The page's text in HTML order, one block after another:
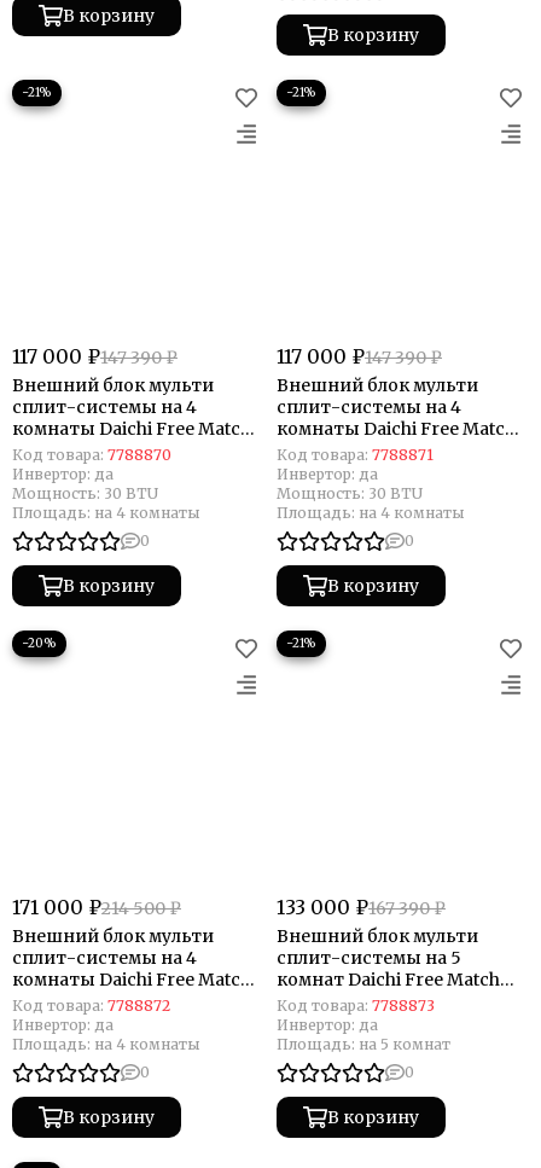
В корзину
В корзину
−21%
117 000 ₽147 390 ₽
Внешний блок мульти
сплит-системы на 4
комнаты Daichi Free Match
DF100A4MS1
Код товара: 7788870
Инвертор: да
Мощность: 30 BTU
Площадь: на 4 комнаты
0
В корзину
−21%
117 000 ₽147 390 ₽
Внешний блок мульти
сплит-системы на 4
комнаты Daichi Free Match
DF100A4MS1R
Код товара: 7788871
Инвертор: да
Мощность: 30 BTU
Площадь: на 4 комнаты
0
В корзину
−20%
171 000 ₽214 500 ₽
Внешний блок мульти
сплит-системы на 4
комнаты Daichi Free Match
DF80A4MS1R
Код товара: 7788872
Инвертор: да
Площадь: на 4 комнаты
0
В корзину
−21%
133 000 ₽167 390 ₽
Внешний блок мульти
сплит-системы на 5
комнат Daichi Free Match
DF125A5MS1
Код товара: 7788873
Инвертор: да
Площадь: на 5 комнат
0
В корзину